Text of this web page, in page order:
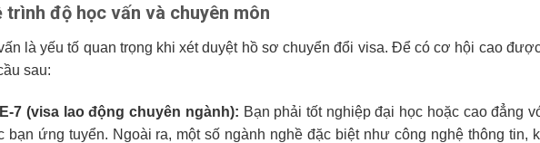
trình độ học vấn và chuyên môn
là yếu tố quan trọng khi xét duyệt hồ sơ chuyển đổi visa. Để có cơ hội cao
sau:
7 (visa lao động chuyên ngành): Bạn phải tốt nghiệp đại học hoặc cao đẳng
bạn ứng tuyển. Ngoài ra, một số ngành nghề đặc biệt như công nghệ thông tin,